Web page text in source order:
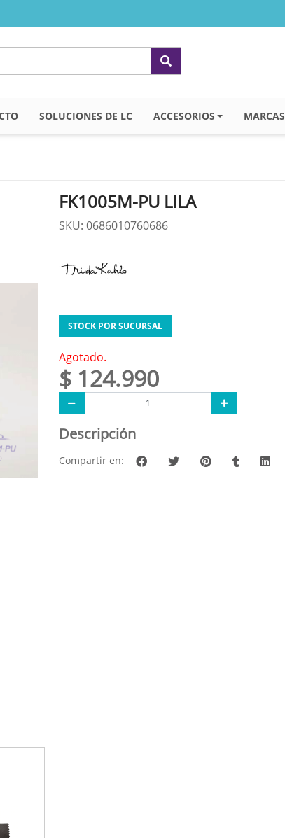
SOLUCIONES DE LC ACCESORIOS MARCAS
FK1005M-PU LILA
SKU: 0686010760686
STOCK POR SUCURSAL
Agotado.
$ 124.990
Descripción
Compartir en: